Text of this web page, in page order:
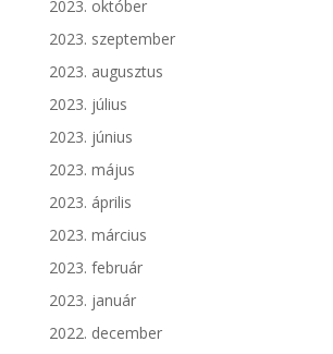
2023. október
2023. szeptember
2023. augusztus
2023. július
2023. június
2023. május
2023. április
2023. március
2023. február
2023. január
2022. december